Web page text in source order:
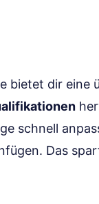
bietet dir eine
schnell
Das